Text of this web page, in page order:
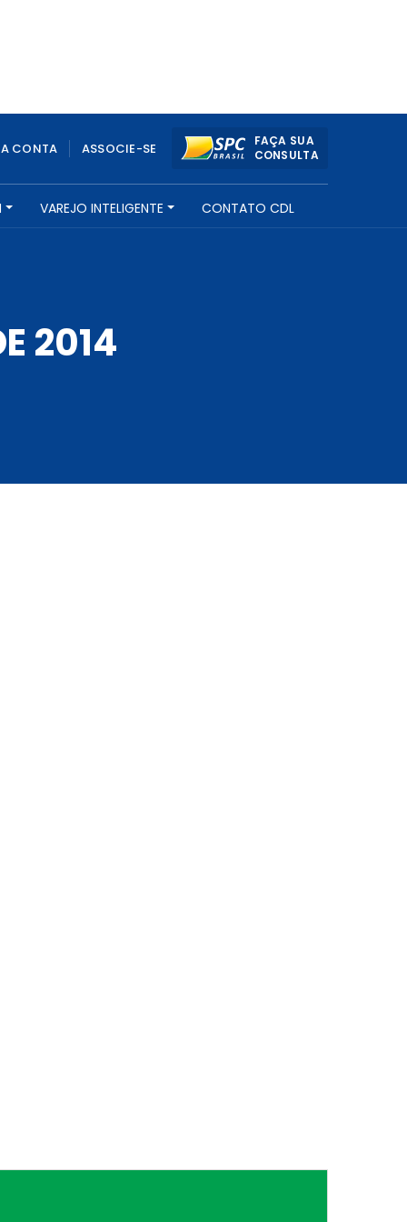
CONTA ASSOCIE-SE
FAÇA SUA
CONSULTA
VAREJO INTELIGENTE CONTATO CDL
2014